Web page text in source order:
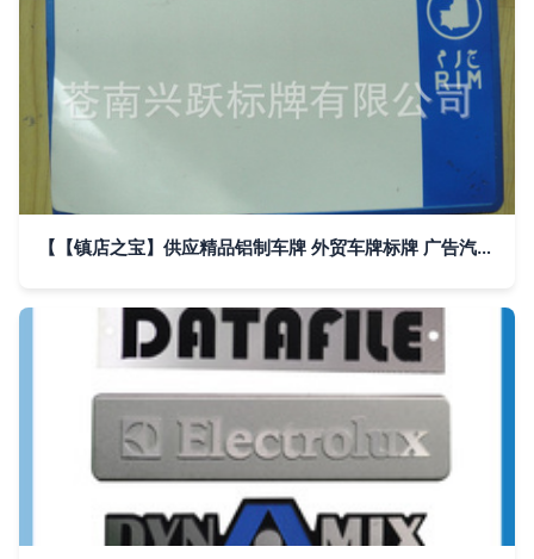
【【镇店之宝】供应精品铝制车牌 外贸车牌标牌 广告汽车车牌】价格,厂家,图片,铭牌,苍南兴跃标牌-